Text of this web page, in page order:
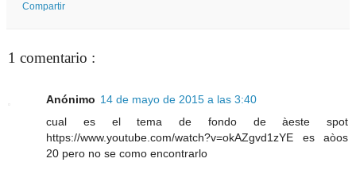
Compartir
1 comentario :
Anónimo 14 de mayo de 2015 a las 3:40
cual es el tema de fondo de àeste spot
https://www.youtube.com/watch?v=okAZgvd1zYE es aòos
20 pero no se como encontrarlo